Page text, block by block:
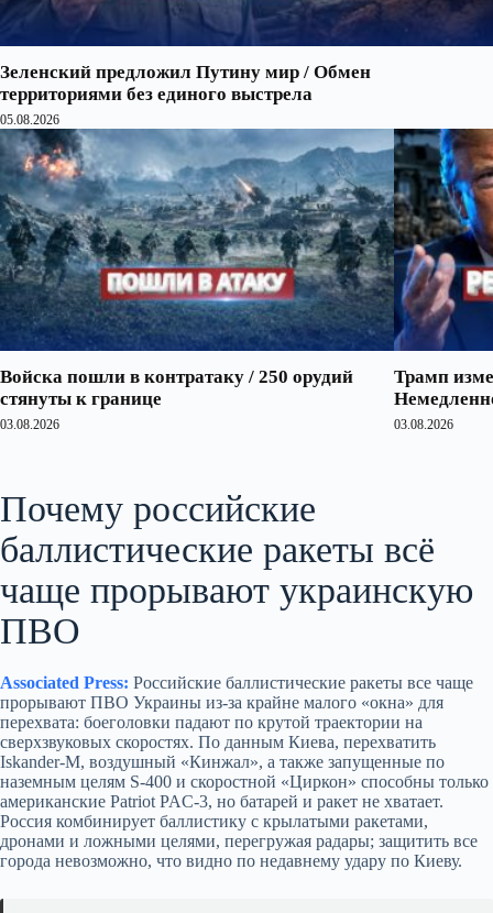
Зеленский предложил Путину мир / Обмен
территориями без единого выстрела
05.08.2026
Войска пошли в контратаку / 250 орудий
стянуты к границе
03.08.2026
Трамп
03.08.2026
Почему российские
баллистические ракеты всё
чаще прорывают украинскую
ПВО
Associated Press: Российские баллистические ракеты все чаще
прорывают ПВО Украины из‑за крайне малого «окна» для
перехвата: боеголовки падают по крутой траектории на
сверхзвуковых скоростях. По данным Киева, перехватить
Iskander‑M, воздушный «Кинжал», а также запущенные по
наземным целям S‑400 и скоростной «Циркон» способны только
американские Patriot PAC‑3, но батарей и ракет не хватает.
Россия комбинирует баллистику с крылатыми ракетами,
дронами и ложными целями, перегружая радары; защитить все
города невозможно, что видно по недавнему удару по Киеву.